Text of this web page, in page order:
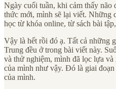
Ngày cuối tuần, khi cảm thấy não
thức mới, mình sẽ lại viết. Những
học từ khóa online, từ sách bài
Vậy là hết rồi đó ạ. Tất cả những
Trung đều ở trong bài viết này.
và thử nghiệm, mình đã lọc lựa
của mình như vậy. Đó là giai
của mình.